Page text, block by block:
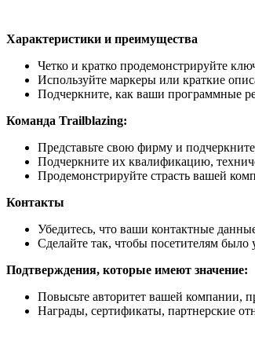
Характеристики и преимущества
Четко и кратко продемонстрируйте
Используйте маркеры или краткие
Подчеркните, как ваши программные
Команда Trailblazing:
Представьте свою фирму и
Подчеркните их квалификацию,
Продемонстрируйте страсть вашей
Контакты
Убедитесь, что ваши контактные
Сделайте так, чтобы посетителям
Подтверждения, которые имеют значение:
Повысьте авторитет вашей компании,
Награды, сертификаты, партнерские